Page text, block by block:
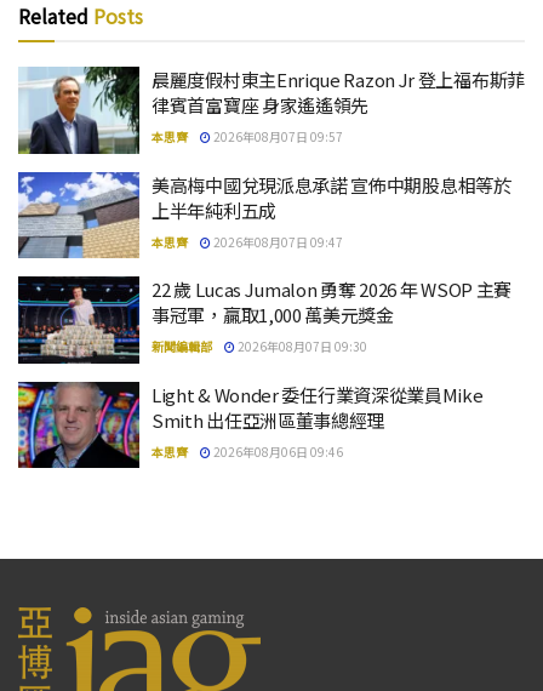
Related Posts
晨麗度假村東主Enrique Razon Jr 登上福布斯菲
律賓首富寶座 身家遙遙領先
本思齊 2026年08月07日 09:57
美高梅中國兌現派息承諾 宣佈中期股息相等於
上半年純利五成
本思齊 2026年08月07日 09:47
22 歲 Lucas Jumalon 勇奪 2026 年 WSOP 主賽
事冠軍，贏取1,000 萬美元獎金
新聞編輯部 2026年08月07日 09:30
Light & Wonder 委任行業資深從業員Mike
Smith 出任亞洲區董事總經理
本思齊 2026年08月06日 09:46